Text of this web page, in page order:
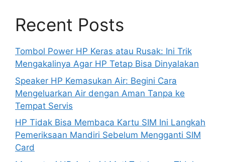
Recent Posts
Tombol Power HP Keras atau Rusak: Ini Trik
Mengakalinya Agar HP Tetap Bisa Dinyalakan
Speaker HP Kemasukan Air: Begini Cara
Mengeluarkan Air dengan Aman Tanpa ke
Tempat Servis
HP Tidak Bisa Membaca Kartu SIM Ini Langkah
Pemeriksaan Mandiri Sebelum Mengganti SIM
Card